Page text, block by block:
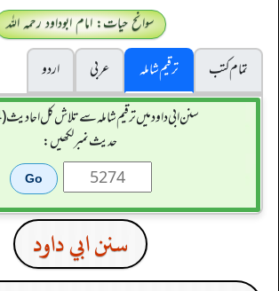
سوانح حیات: امام ابوداود رحمہ اللہ
تمام کتب
ترقیم شاملہ عربی
اردو
سنن ابي داود میں ترقیم شاملہ سے تلاش کل احادیث (5274)
حدیث نمبر لکھیں:
سنن ابي داود